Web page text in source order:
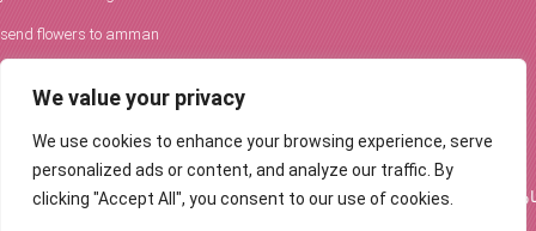
We value your privacy
We use cookies to enhance your browsing experience, serve
personalized ads or content, and analyze our traffic. By
clicking "Accept All", you consent to our use of cookies.
send flowers to amman
افكار الورود والحفلات
توصيل ورود عمان
Flowers Delivery in Amman